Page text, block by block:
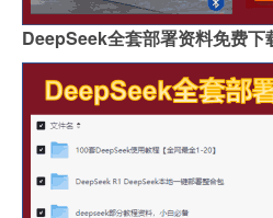
DeepSeek全套部署资料免费下